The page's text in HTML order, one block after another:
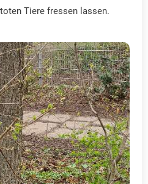
Tiere fressen lassen.